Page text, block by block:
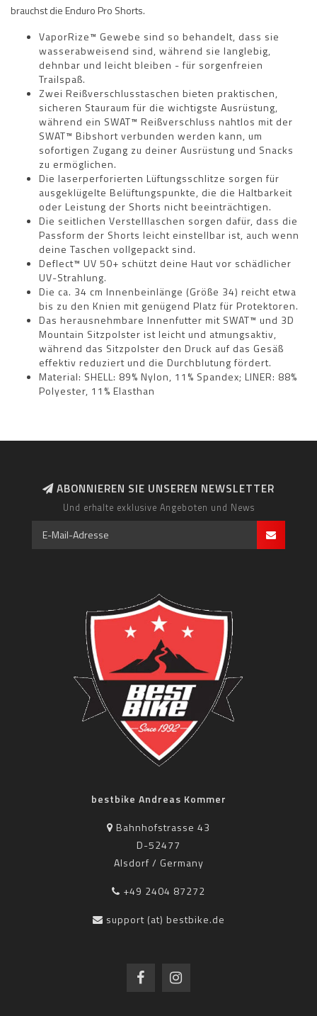
brauchst die Enduro Pro Shorts.
VaporRize™ Gewebe sind so behandelt, dass sie
wasserabweisend sind, während sie langlebig,
dehnbar und leicht bleiben - für sorgenfreien
Trailspaß.
Zwei Reißverschlusstaschen bieten praktischen,
sicheren Stauraum für die wichtigste Ausrüstung,
während ein SWAT™ Reißverschluss nahtlos mit der
SWAT™ Bibshort verbunden werden kann, um
sofortigen Zugang zu deiner Ausrüstung und Snacks
zu ermöglichen.
Die laserperforierten Lüftungsschlitze sorgen für
ausgeklügelte Belüftungspunkte, die die Haltbarkeit
oder Leistung der Shorts nicht beeinträchtigen.
Die seitlichen Verstelllaschen sorgen dafür, dass die
Passform der Shorts leicht einstellbar ist, auch wenn
deine Taschen vollgepackt sind.
Deflect™ UV 50+ schützt deine Haut vor schädlicher
UV-Strahlung.
Die ca. 34 cm Innenbeinlänge (Größe 34) reicht etwa
bis zu den Knien mit genügend Platz für Protektoren.
Das herausnehmbare Innenfutter mit SWAT™ und 3D
Mountain Sitzpolster ist leicht und atmungsaktiv,
während das Sitzpolster den Druck auf das Gesäß
effektiv reduziert und die Durchblutung fördert.
Material: SHELL: 89% Nylon, 11% Spandex; LINER: 88%
Polyester, 11% Elasthan
ABONNIEREN SIE UNSEREN NEWSLETTER
Und erhalte exklusive Angeboten und News
bestbike Andreas Kommer
Bahnhofstrasse 43
D-52477
Alsdorf / Germany
+49 2404 87272
support (at) bestbike.de